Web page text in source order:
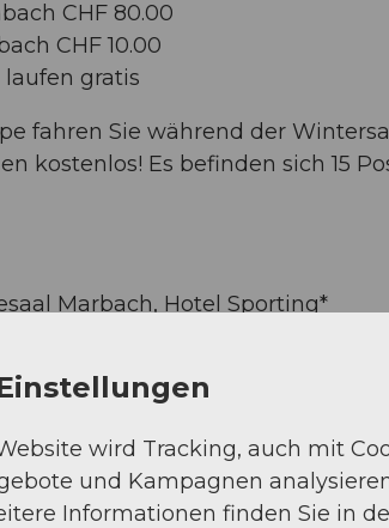
CHF 80.00
CHF 10.00
gratis
fahren Sie während der
kostenlos! Es befinden sich 15
Marbach, Hotel Sporting*
Bad*
Réception
wird Tracking, auch mit
und Kampagnen
Informationen finden Sie in